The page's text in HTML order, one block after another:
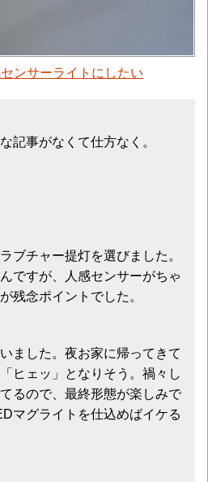
ンサーライトにしたい
記事がなくて仕方なく。
ブチャー提灯を選びました。
ですが、人感センサーがちゃ
残念ポイントでした。
ました。夜お家に帰ってきて
ヒェッ」となりそう。禍々し
るので、最終形態が楽しみで
マグライトを仕込めばイケる